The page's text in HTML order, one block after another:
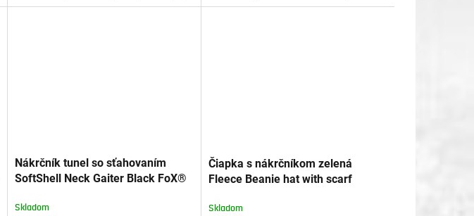
Nákrčník tunel so sťahovaním
SoftShell Neck Gaiter Black FoX®
Skladom
Čiapka s nákrčníkom zelená
Fleece Beanie hat with scarf
Skladom